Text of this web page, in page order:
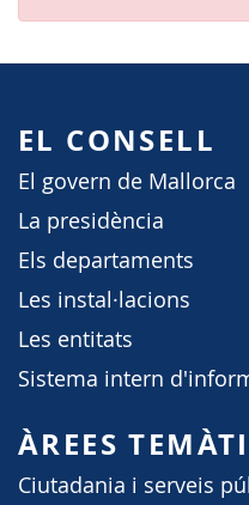
EL CONSELL
El govern de Mallorca
La presidència
Els departaments
Les instal·lacions
Les entitats
Sistema intern
ÀREES
Ciutadania i serveis